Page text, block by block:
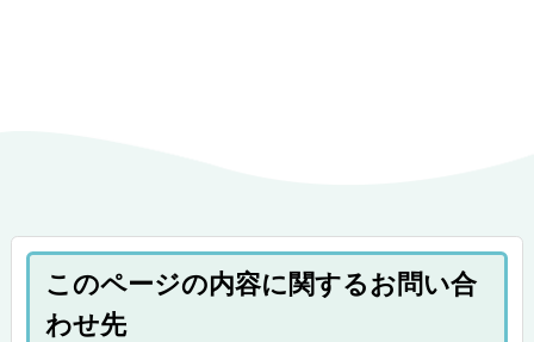
このページの内容に関するお問い合
わせ先